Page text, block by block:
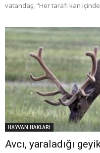
vatandaş, "Her tarafı kan
HAYVAN HAKLARI
Avcı, yaraladığı